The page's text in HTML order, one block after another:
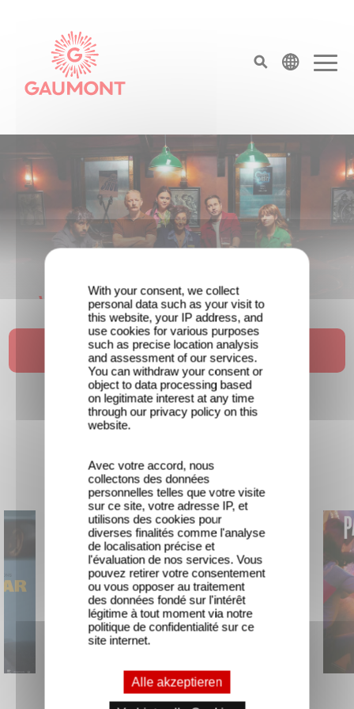
top menu
Gaumont Deutschland – Serien, Filme &
Wenn gebrochene Herzen Rache
wollen: Willkommen im Revenge Club.
Erfahren Sie mehr
Neuheit
Unfamiliar
The Interpreter of
With your consent, we collect
personal data such as your visit to
this website, your IP address, and
use cookies for various purposes
such as precise location analysis
and assessment of our services.
You can withdraw your consent or
object to data processing based
on legitimate interest at any time
through our privacy policy on this
website.
Avec votre accord, nous
collectons des données
personnelles telles que votre visite
sur ce site, votre adresse IP, et
utilisons des cookies pour
diverses finalités comme l'analyse
de localisation précise et
l'évaluation de nos services. Vous
pouvez retirer votre consentement
ou vous opposer au traitement
des données fondé sur l'intérêt
légitime à tout moment via notre
politique de confidentialité sur ce
site internet.
Alle akzeptieren